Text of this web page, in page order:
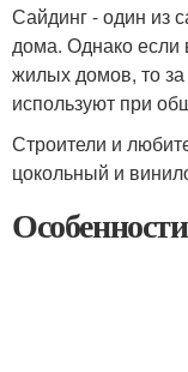
Сайдинг - один из
дома. Однако если
жилых домов, то
используют при
Строители и
цокольный и